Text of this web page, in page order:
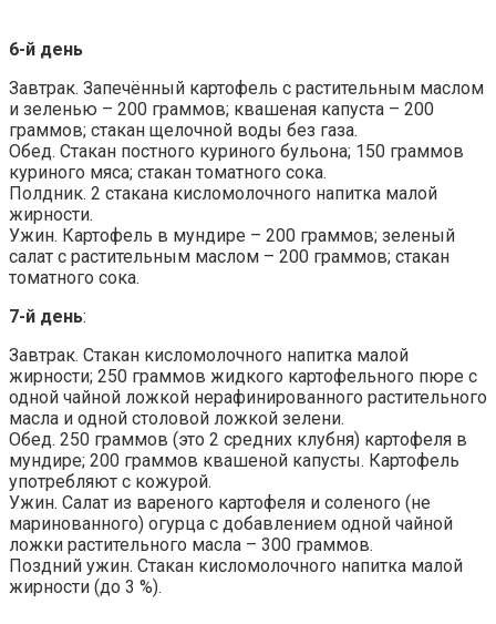
6-й день
Завтрак. Запечённый картофель с растительным маслом
и зеленью – 200 граммов; квашеная капуста – 200
граммов; стакан щелочной воды без газа.
Обед. Стакан постного куриного бульона; 150 граммов
куриного мяса; стакан томатного сока.
Полдник. 2 стакана кисломолочного напитка малой
жирности.
Ужин. Картофель в мундире – 200 граммов; зеленый
салат с растительным маслом – 200 граммов; стакан
томатного сока.
7-й день:
Завтрак. Стакан кисломолочного напитка малой
жирности; 250 граммов жидкого картофельного пюре с
одной чайной ложкой нерафинированного растительного
масла и одной столовой ложкой зелени.
Обед. 250 граммов (это 2 средних клубня) картофеля в
мундире; 200 граммов квашеной капусты. Картофель
употребляют с кожурой.
Ужин. Салат из вареного картофеля и соленого (не
маринованного) огурца с добавлением одной чайной
ложки растительного масла – 300 граммов.
Поздний ужин. Стакан кисломолочного напитка малой
жирности (до 3 %).